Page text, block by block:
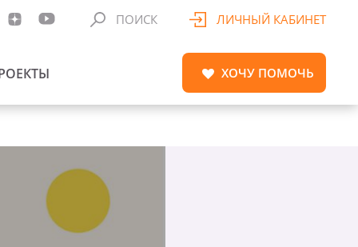
ПОИСК ЛИЧНЫЙ КАБИНЕТ
ХОЧУ ПОМОЧЬ